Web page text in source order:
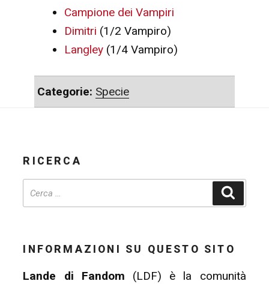
Campione dei Vampiri
Dimitri (1/2 Vampiro)
Langley(1/4 Vampiro)
Categorie: Specie
RICERCA
INFORMAZIONI SU QUESTO SITO
Lande di Fandom (LDF) è la comunità